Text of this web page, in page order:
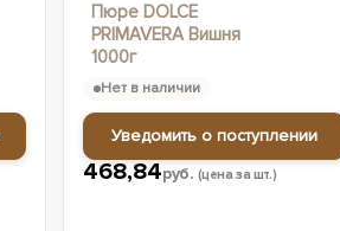
Пюре DOLCE
PRIMAVERA Вишня
1000г
468,84руб. (цена за шт.)
Нет в наличии
Уведомить о поступлении